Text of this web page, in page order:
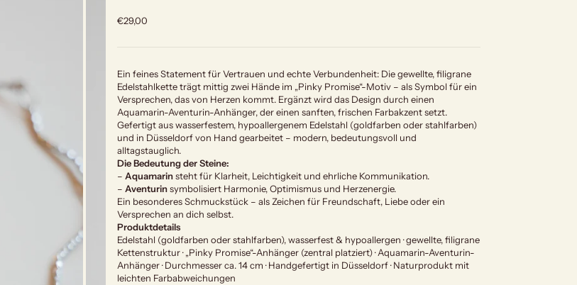
Angebot
€29,00
Ein feines Statement für Vertrauen und echte Verbundenheit: Die gewellte, filigrane
Edelstahlkette trägt mittig zwei Hände im „Pinky Promise“-Motiv – als Symbol für ein
Versprechen, das von Herzen kommt. Ergänzt wird das Design durch einen
Aquamarin-Aventurin-Anhänger, der einen sanften, frischen Farbakzent setzt.
Gefertigt aus wasserfestem, hypoallergenem Edelstahl (goldfarben oder stahlfarben)
und in Düsseldorf von Hand gearbeitet – modern, bedeutungsvoll und
alltagstauglich.
Die Bedeutung der Steine:
– Aquamarinsteht für Klarheit, Leichtigkeit und ehrliche Kommunikation.
– Aventurinsymbolisiert Harmonie, Optimismus und Herzenergie.
Ein besonderes Schmuckstück – als Zeichen für Freundschaft, Liebe oder ein
Versprechen an dich selbst.
Produktdetails
Edelstahl (goldfarben oder stahlfarben), wasserfest & hypoallergen · gewellte, filigrane
Kettenstruktur · „Pinky Promise“-Anhänger (zentral platziert) · Aquamarin-Aventurin-
Anhänger · Durchmesser ca. 14 cm · Handgefertigt in Düsseldorf · Naturprodukt mit
leichten Farbabweichungen